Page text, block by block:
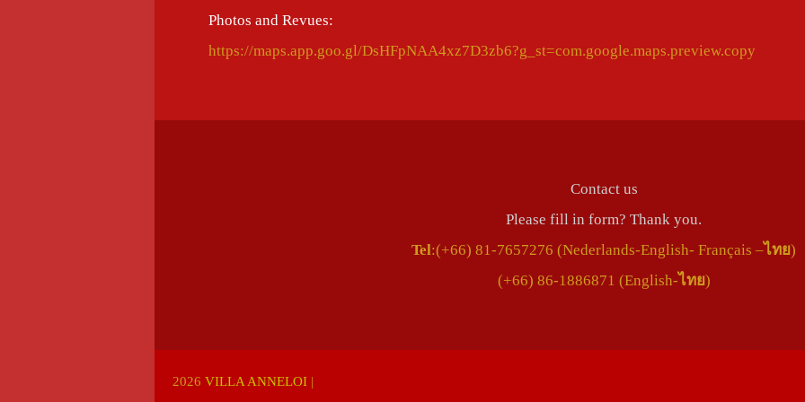
Photos and Revues:
https://maps.app.goo.gl/DsHFpNAA4xz7D3zb6?g_st=com.google.maps.preview.copy
Contact us
Please fill in form? Thank you.
Tel:(+66) 81-7657276 (Nederlands-English- Français –ไทย)
(+66) 86-1886871 (English-ไทย)
2026 VILLA ANNELOI |